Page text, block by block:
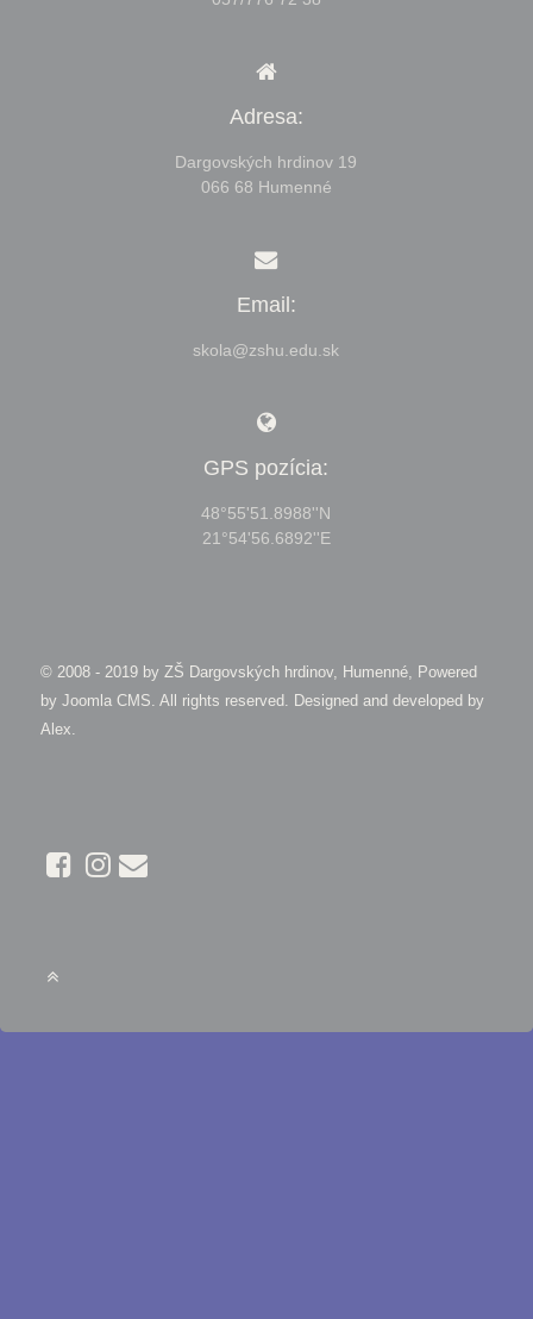
Adresa:
Dargovských hrdinov 19
066 68 Humenné
Email:
skola@zshu.edu.sk
GPS pozícia:
48°55'51.8988''N
21°54'56.6892''E
© 2008 - 2019 by ZŠ Dargovských hrdinov, Humenné, Powered
by Joomla CMS . All rights reserved. Designed and developed by
Alex